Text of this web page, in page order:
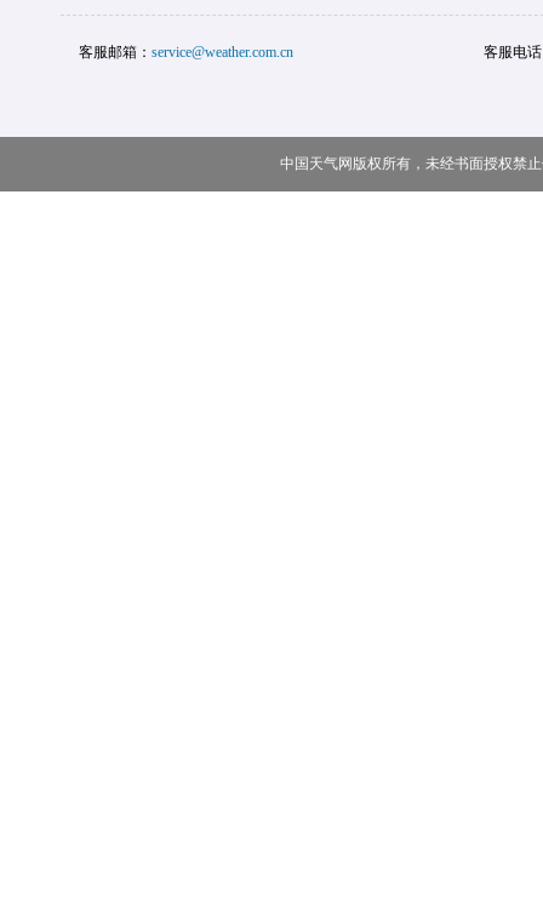
客服邮箱： service@weather.com.cn 客服电
中国天气网版权所有，未经书面授权